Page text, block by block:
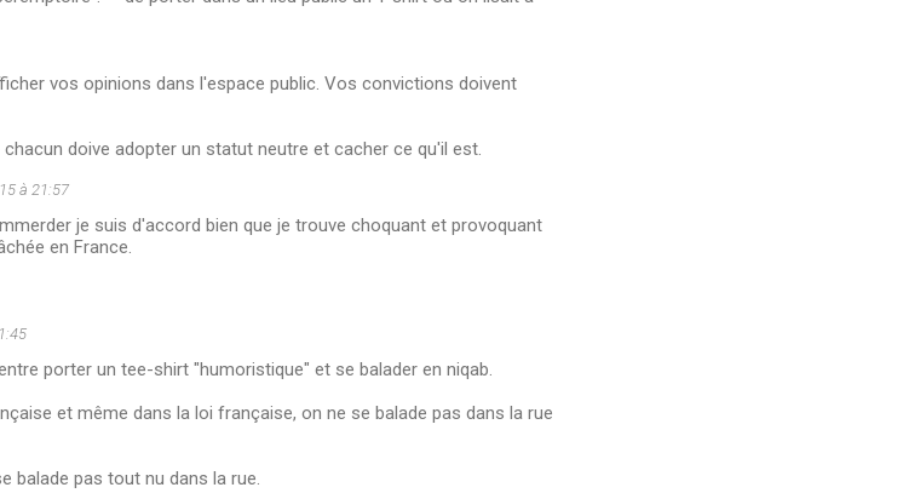
vos opinions dans l'espace public. Vos convictions doivent
doive adopter un statut neutre et cacher ce qu'il est.
à 21:57
je suis d'accord bien que je trouve choquant et provoquant
en France.
porter un tee-shirt "humoristique" et se balader en niqab.
et même dans la loi française, on ne se balade pas dans la rue
balade pas tout nu dans la rue.